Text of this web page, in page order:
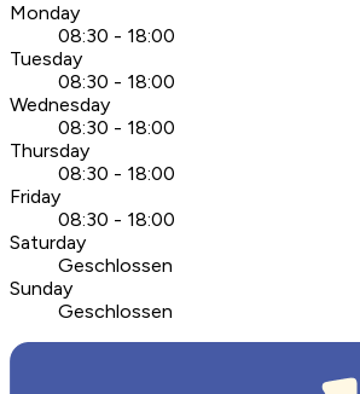
Monday
08:30 - 18:00
Tuesday
08:30 - 18:00
Wednesday
08:30 - 18:00
Thursday
08:30 - 18:00
Friday
08:30 - 18:00
Saturday
Geschlossen
Sunday
Geschlossen